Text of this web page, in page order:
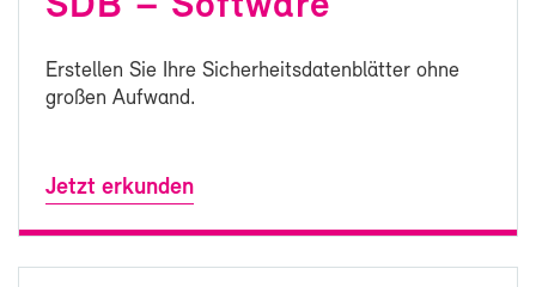
Er­stel­len Sie Ih­re Si­cher­heits­da­ten­blät­ter oh­ne
gro­ßen Auf­wand.
Jetzt er­kun­den